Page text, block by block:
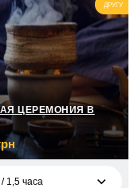
/ 12 занятий по
7 150
грн
3 занятия
2 100
грн
ДРУГУ
ЦЕРЕМОНИЯ В
1,5 часа